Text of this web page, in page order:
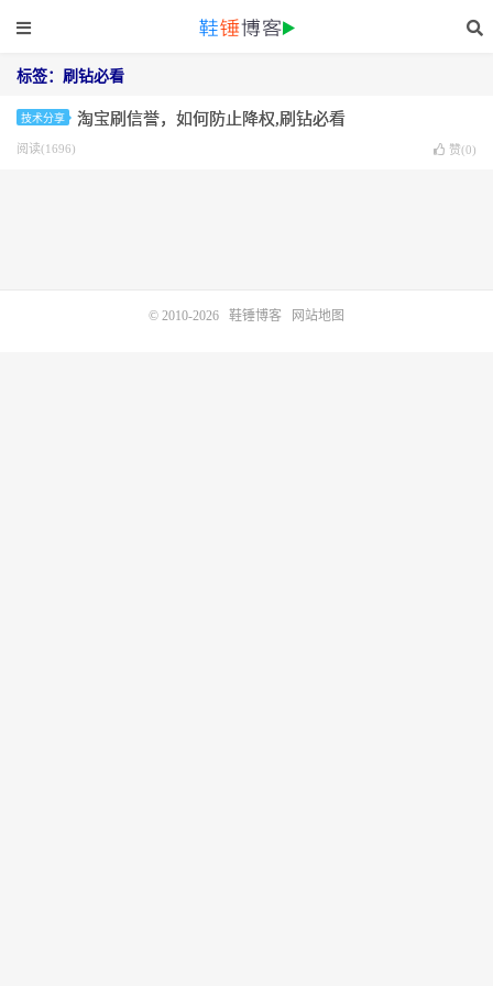
标签：刷钻必看
技术分享 淘宝刷信誉，如何防止降权,刷钻必看
阅读(1696) 赞(0)
© 2010-2026 鞋锤博客 网站地图